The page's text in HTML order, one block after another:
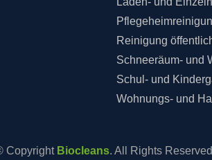
Reinigung
Schneeräum- und
Schul- und
Wohnungs- und
Copyright Biocleans. All Rights Reserved